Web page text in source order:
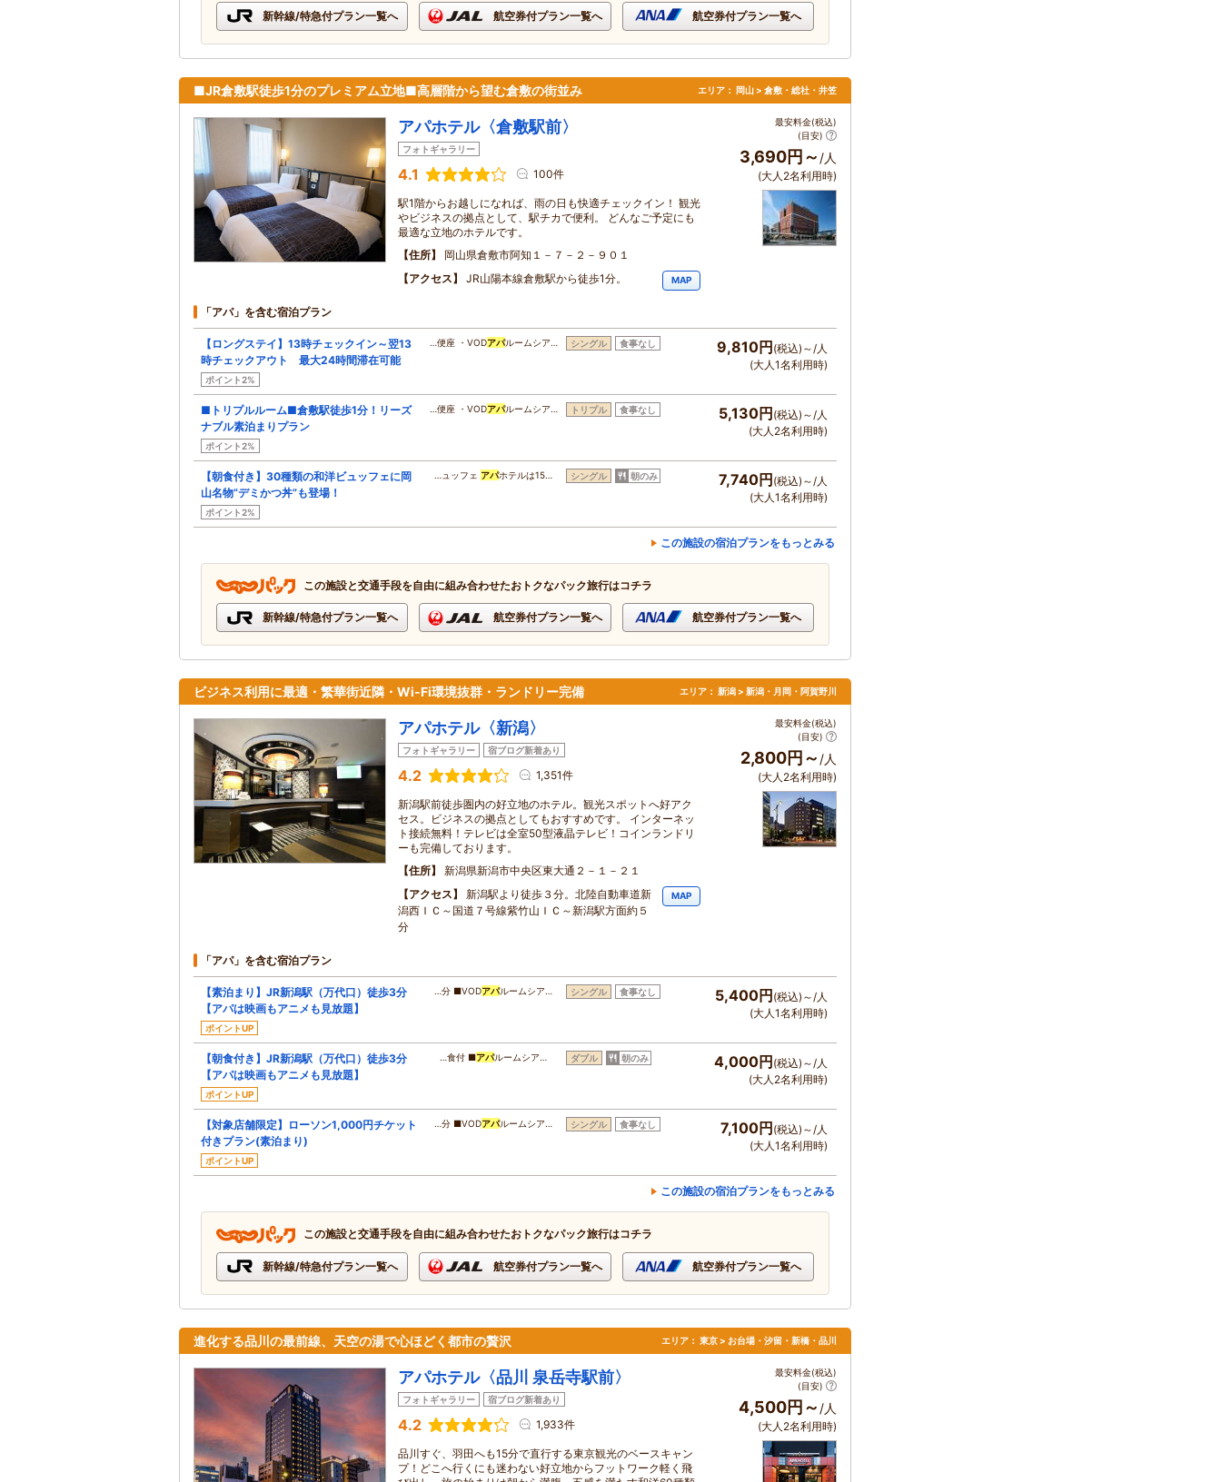
新幹線/特急付プラン一覧へ 航空券付プラン一覧へ 航空券付プラン一覧へ
■JR倉敷駅徒歩1分のプレミアム立地■高層階から望む倉敷の街並み エリア： 岡山 > 倉敷・総社・井笠
アパホテル〈倉敷駅前〉
フォトギャラリー
4.1 100件
駅1階からお越しになれば、雨の日も快適チェックイン！ 観光
やビジネスの拠点として、駅チカで便利。 どんなご予定にも
最適な立地のホテルです。
住所
岡山県倉敷市阿知１－７－２－９０１
アクセス
JR山陽本線倉敷駅から徒歩1分。 MAP
最安料金(税込)
(目安)
3,690円～ /人
(大人2名利用時)
「アパ」を含む宿泊プラン
【ロングステイ】13時チェックイン～翌13
時チェックアウト 最大24時間滞在可能
ポイント2%
…便座 ・VODアパルームシア… シングル 食事なし 9,810円(税込)～/人
(大人1名利用時)
■トリプルルーム■倉敷駅徒歩1分！リーズ
ナブル素泊まりプラン
ポイント2%
…便座 ・VODアパルームシア… トリプル 食事なし 5,130円(税込)～/人
(大人2名利用時)
【朝食付き】30種類の和洋ビュッフェに岡
山名物”デミかつ丼”も登場！
ポイント2%
…ュッフェ アパホテルは15… シングル 朝のみ 7,740円(税込)～/人
(大人1名利用時)
この施設の宿泊プランをもっとみる
この施設と交通手段を自由に組み合わせたおトクなパック旅行はコチラ
新幹線/特急付プラン一覧へ 航空券付プラン一覧へ 航空券付プラン一覧へ
ビジネス利用に最適・繁華街近隣・Wi-Fi環境抜群・ランドリー完備 エリア： 新潟 > 新潟・月岡・阿賀野川
アパホテル〈新潟〉
フォトギャラリー 宿ブログ新着あり
4.2 1,351件
新潟駅前徒歩圏内の好立地のホテル。観光スポットへ好アク
セス。ビジネスの拠点としてもおすすめです。 インターネッ
ト接続無料！テレビは全室50型液晶テレビ！コインランドリ
ーも完備しております。
住所
新潟県新潟市中央区東大通２－１－２１
アクセス
新潟駅より徒歩３分。北陸自動車道新
潟西ＩＣ～国道７号線紫竹山ＩＣ～新潟駅方面約５
分
MAP
最安料金(税込)
(目安)
2,800円～/人
(大人2名利用時)
「アパ」を含む宿泊プラン
【素泊まり】JR新潟駅（万代口）徒歩3分
【アパは映画もアニメも見放題】
ポイントUP
…分 ■VODアパルームシア… シングル 食事なし 5,400円 (税込)～/人
(大人1名利用時)
【朝食付き】JR新潟駅（万代口）徒歩3分
【アパは映画もアニメも見放題】
ポイントUP
…食付 ■アパルームシア… ダブル 朝のみ 4,000円 (税込)～/人
(大人2名利用時)
【対象店舗限定】ローソン1,000円チケット
付きプラン(素泊まり)
ポイントUP
…分 ■VODアパルームシア… シングル 食事なし 7,100円 (税込)～/人
(大人1名利用時)
この施設の宿泊プランをもっとみる
この施設と交通手段を自由に組み合わせたおトクなパック旅行はコチラ
新幹線/特急付プラン一覧へ 航空券付プラン一覧へ 航空券付プラン一覧へ
進化する品川の最前線、天空の湯で心ほどく都市の贅沢 エリア： 東京 > お台場・汐留・新橋・品川
アパホテル〈品川 泉岳寺駅前〉
フォトギャラリー 宿ブログ新着あり
4.2 1,933件
品川すぐ、羽田へも15分で直行する東京観光のベースキャン
プ！どこへ行くにも迷わない好立地からフットワーク軽く飛
最安料金(税込)
(目安)
4,500円～ /人
(大人2名利用時)